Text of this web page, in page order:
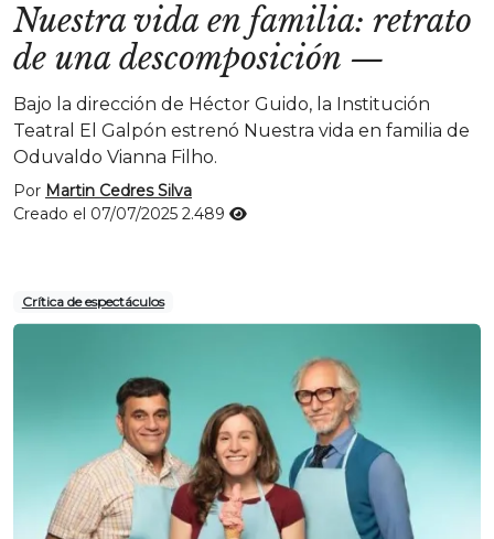
Nuestra vida en familia: retrato
de una descomposición —
Bajo la dirección de Héctor Guido, la Institución
Teatral El Galpón estrenó Nuestra vida en familia de
Oduvaldo Vianna Filho.
Por Martin Cedres Silva
Creado el 07/07/2025 2.489
Crítica de espectáculos